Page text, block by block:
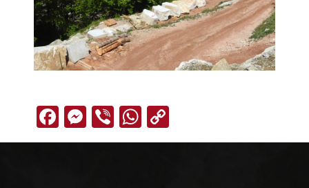
Facebook
Messenger
ViberWhatsApp
Link